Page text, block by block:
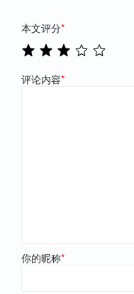
本文评分*
评论内容*
你的昵称*